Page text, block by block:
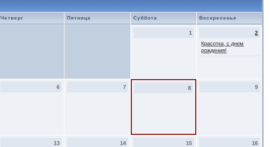
Четверг Пятница Суббота Воскресенье
1
2
Красотка, с днем
рождения!
6 7 8 9
13 14 15 16